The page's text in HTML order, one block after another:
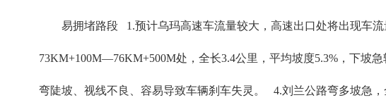
易拥堵路段 1.预计乌玛高速车流量较大，高速出口处将出现车
73KM+100M—76KM+500M处，全长3.4公里，平均坡度5.3%，下坡
弯陡坡、视线不良、容易导致车辆刹车失灵。 4.刘兰公路弯多坡急